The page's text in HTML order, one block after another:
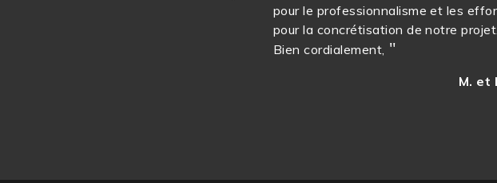
pour le professionnalisme et les
pour la concrétisation de notre projet.
Bien cordialement,
M. et